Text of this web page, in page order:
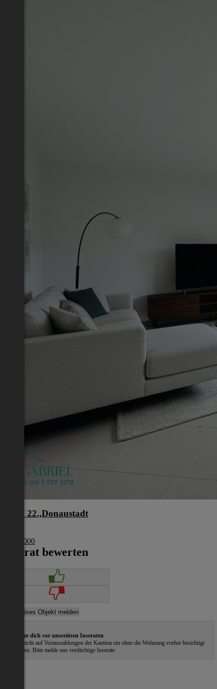
Wien 22.,Donaustadt
€ 274 000
Inserat bewerten
Schütze dich vor unseriösen Inseraten
Gehe nicht auf Vorauszahlungen der Kaution ein ohne die Wohnung vorher besichtigt
zu haben. Bitte melde uns verdächtige Inserate.